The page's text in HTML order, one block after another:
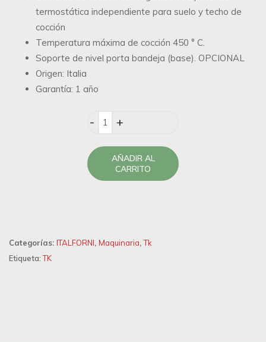
termostática independiente para suelo y techo de
cocción
Temperatura máxima de cocción 450 ° C.
Soporte de nivel porta bandeja (base). OPCIONAL
Origen: Italia
Garantía: 1 año
Quantity
AÑADIR AL
CARRITO
Categorías: ITALFORNI, Maquinaria,Tk
Etiqueta:TK